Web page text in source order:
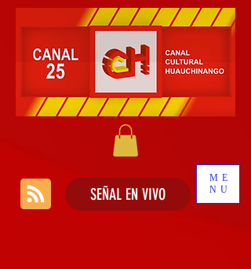
ME
NU
SEÑAL EN VIVO